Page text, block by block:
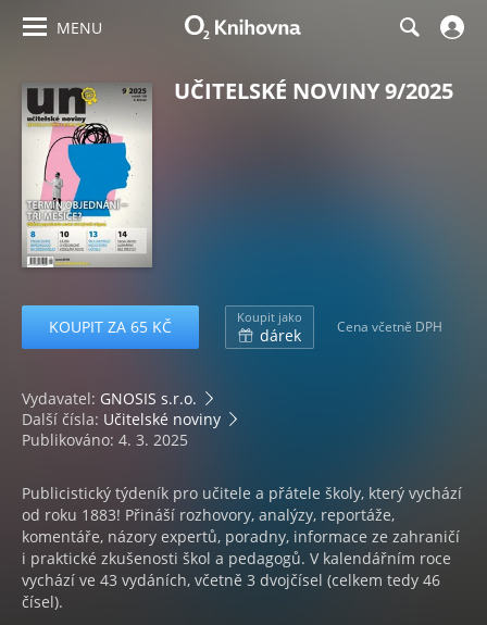
MENU
UČITELSKÉ NOVINY 9/2025
KOUPIT ZA 65 KČ Koupit jako
dárek Cena včetně DPH
Vydavatel: GNOSIS s.r.o.
Další čísla: Učitelské noviny
Publikováno: 4. 3. 2025
Publicistický týdeník pro učitele a přátele školy, který vychází
od roku 1883! Přináší rozhovory, analýzy, reportáže,
komentáře, názory expertů, poradny, informace ze zahraničí
i praktické zkušenosti škol a pedagogů. V kalendářním roce
vychází ve 43 vydáních, včetně 3 dvojčísel (celkem tedy 46
čísel).